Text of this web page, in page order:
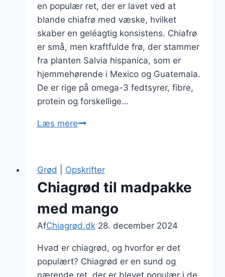
en populær ret, der er lavet ved at
blande chiafrø med væske, hvilket
skaber en geléagtig konsistens. Chiafrø
er små, men kraftfulde frø, der stammer
fra planten Salvia hispanica, som er
hjemmehørende i Mexico og Guatemala.
De er rige på omega-3 fedtsyrer, fibre,
protein og forskellige…
Læs mereChiagrød
chia
Grød Opskrifter
Chiagrød til madpakke
med mango
AfChiagrød.dk 28. december 2024
Hvad er chiagrød, og hvorfor er det
populært? Chiagrød er en sund og
nærende ret, der er blevet populær i de